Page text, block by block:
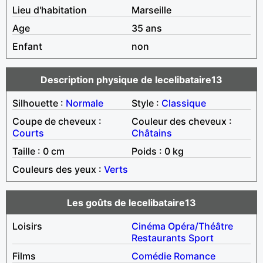
Lieu d'habitation
Marseille
Age
35 ans
Enfant
non
Description physique de lecelibataire13
Silhouette : Normale Style : Classique
Coupe de cheveux :
Courts
Couleur des cheveux :
Châtains
Taille : 0 cm
Poids : 0 kg
Couleurs des yeux : Verts
Les goûts de lecelibataire13
Loisirs
Cinéma Opéra/Théâtre
Restaurants Sport
Films
Comédie Romance